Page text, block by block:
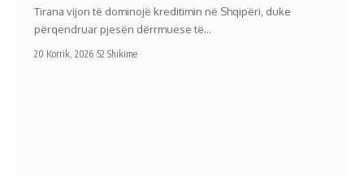
Tirana vijon të dominojë kreditimin në Shqipëri, duke
përqendruar pjesën dërrmuese të…
20 Korrik, 2026 52 Shikime